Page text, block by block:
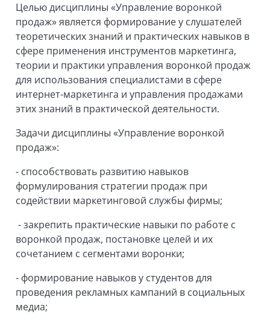
Целью дисциплины «Управление воронкой
продаж» является формирование у слушателей
теоретических знаний и практических навыков в
сфере применения инструментов маркетинга,
теории и практики управления воронкой продаж
для использования специалистами в сфере
интернет-маркетинга и управления продажами
этих знаний в практической деятельности.
Задачи дисциплины «Управление воронкой
продаж»:
- способствовать развитию навыков
формулирования стратегии продаж при
содействии маркетинговой службы фирмы;
- закрепить практические навыки по работе с
воронкой продаж, постановке целей и их
сочетанием с сегментами воронки;
- формирование навыков у студентов для
проведения рекламных кампаний в социальных
медиа;